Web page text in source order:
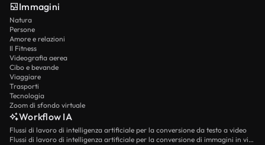
Immagini
Natura
Persone
Amore e relazioni
Il Fitness
Videografia aerea
Cibo e bevande
Viaggiare
Trasporti
Tecnologia
Zoom di sfondo virtuale
Workflow IA
Flussi di lavoro di intelligenza artificiale per la conversione da testo a video
Flussi di lavoro di intelligenza artificiale per la conversione di immagini in video